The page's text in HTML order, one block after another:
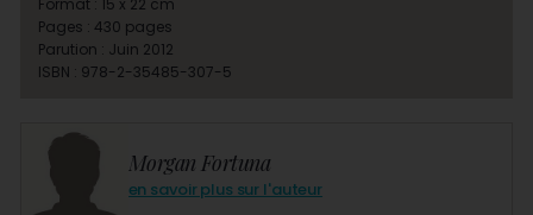
Morgan Fortuna
en savoir plus sur l'auteur
Pages : 430 pages
Parution : Juin 2012
ISBN : 978-2-35485-307-5